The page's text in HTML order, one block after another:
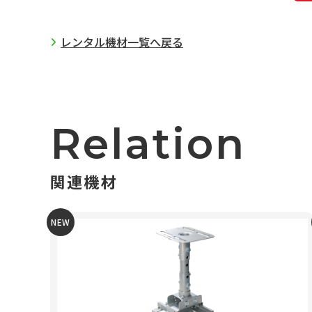
レンタル機材一覧へ戻る
Relation
関連機材
NEW